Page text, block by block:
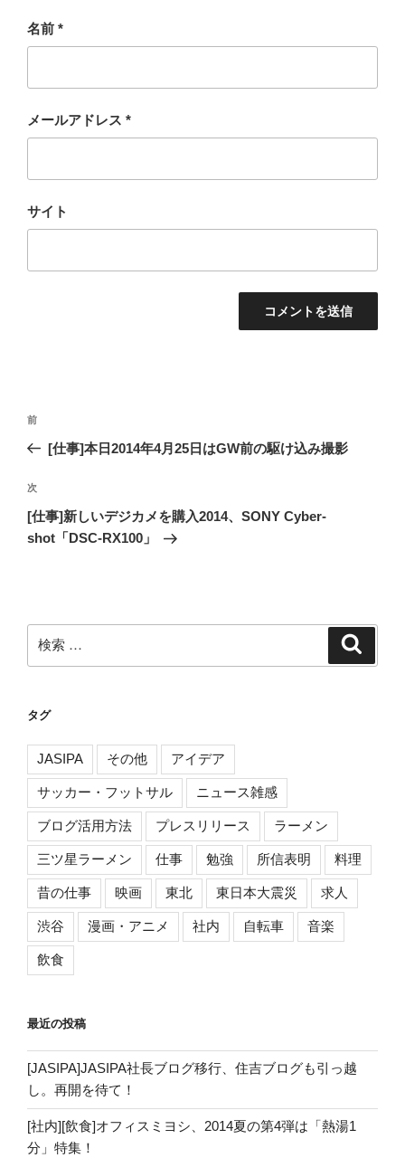
名前 *
メールアドレス *
サイト
投
ビ
ゲ
ー
過
去
投
稿
前
[仕事]本日2014年4月25日はGW前の駆け込み撮影
次
の
投
次
[仕事]新しいデジカメを購入2014、SONY Cyber-
shot「DSC-RX100」
検
索:
タグ
JASIPA その他 アイデア
サッカー・フットサル ニュース雑感
ブログ活用方法 プレスリリース ラーメン
三ツ星ラーメン 仕事 勉強 所信表明 料理
昔の仕事 映画 東北 東日本大震災 求人
渋谷 漫画・アニメ 社内 自転車 音楽
飲食
最近の投稿
[JASIPA]JASIPA社長ブログ移行、住吉ブログも引っ越
し。再開を待て！
[社内][飲食]オフィスミヨシ、2014夏の第4弾は「熱湯1
分」特集！